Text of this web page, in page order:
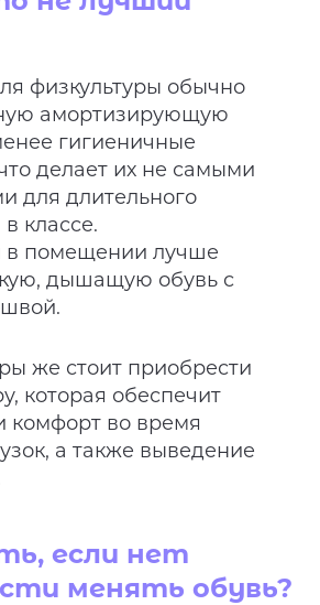
физкультуры обычно
амортизирующую
гигиеничные
делает их не самыми
для длительного
классе.
в помещении лучше
дышащую обувь с
же стоит приобрести
которая обеспечит
комфорт во время
а также выведение
если нет
менять обувь?